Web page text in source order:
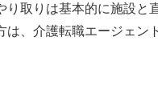
り取りは基本的に施設と
は、介護転職エージェン